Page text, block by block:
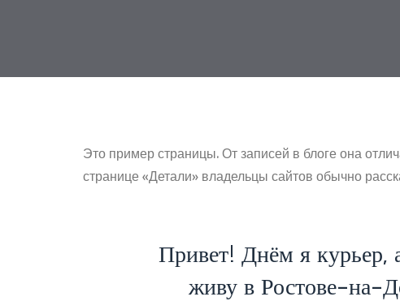
Это пример страницы. От записей в блоге она
странице «Детали» владельцы сайтов обычно
Привет! Днём я
живу в Ростове-на-